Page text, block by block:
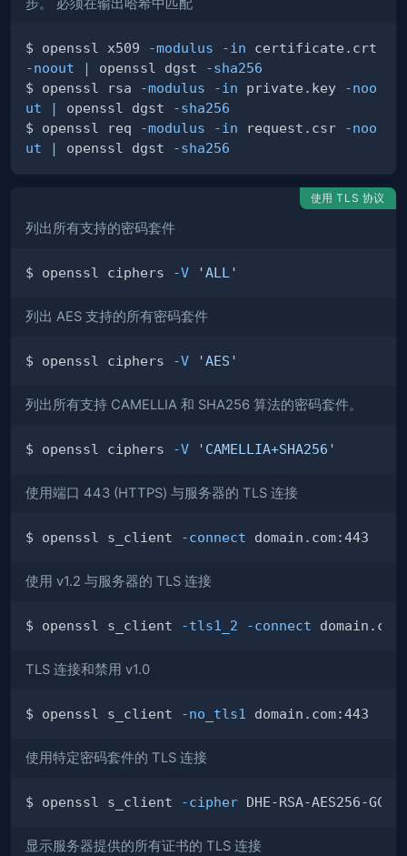
步。 必须在输出哈希中匹配
$ openssl x509 -modulus -in
-noout
| openssl dgst
-sha256
$ openssl rsa
-modulus -in private.key
-noo
ut
| openssl dgst
-sha256
$ openssl req
-modulus -in request.csr
-noo
ut
| openssl dgst -sha256
使用 TLS 协议
列出所有支持的密码套件
$ openssl ciphers -V 'ALL'
列出 AES 支持的所有密码套件
$ openssl ciphers -V 'AES'
列出所有支持 CAMELLIA 和 SHA256 算法的密码套件。
$ openssl ciphers -V 'CAMELLIA+SHA256'
使用端口 443 (HTTPS) 与服务器的 TLS 连接
$ openssl s_client -connect
使用 v1.2 与服务器的 TLS 连接
$ openssl s_client -tls1_2 -connect
TLS 连接和禁用 v1.0
$ openssl s_client -no_tls1
使用特定密码套件的 TLS 连接
$ openssl s_client -cipher
显示服务器提供的所有证书的 TLS 连接